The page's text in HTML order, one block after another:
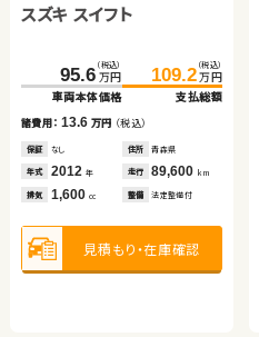
スズキ スイフト
95.6 （税込）
万円
車両本体価格
109.2 （税込）
万円
支払総額
諸費用：13.6 万円 （税込）
保証 なし 住所 青森県
年式 2012 年 走行 89,600 km
排気 1,600 cc 整備 法定整備付
見積もり・在庫確認
375.0（税込）
万円
諸費用：9.0 万円（税込）
あり 岡山県
年式 2024年 走行
排気 1,400 整備 法定整備付
見積もり・在庫確認
48.7（税込）
万円
諸費用：9.0 万円（税込）
あり 埼玉県
年式 2021年 走行
排気 660 整備 法定整備付
見積もり・在庫確認